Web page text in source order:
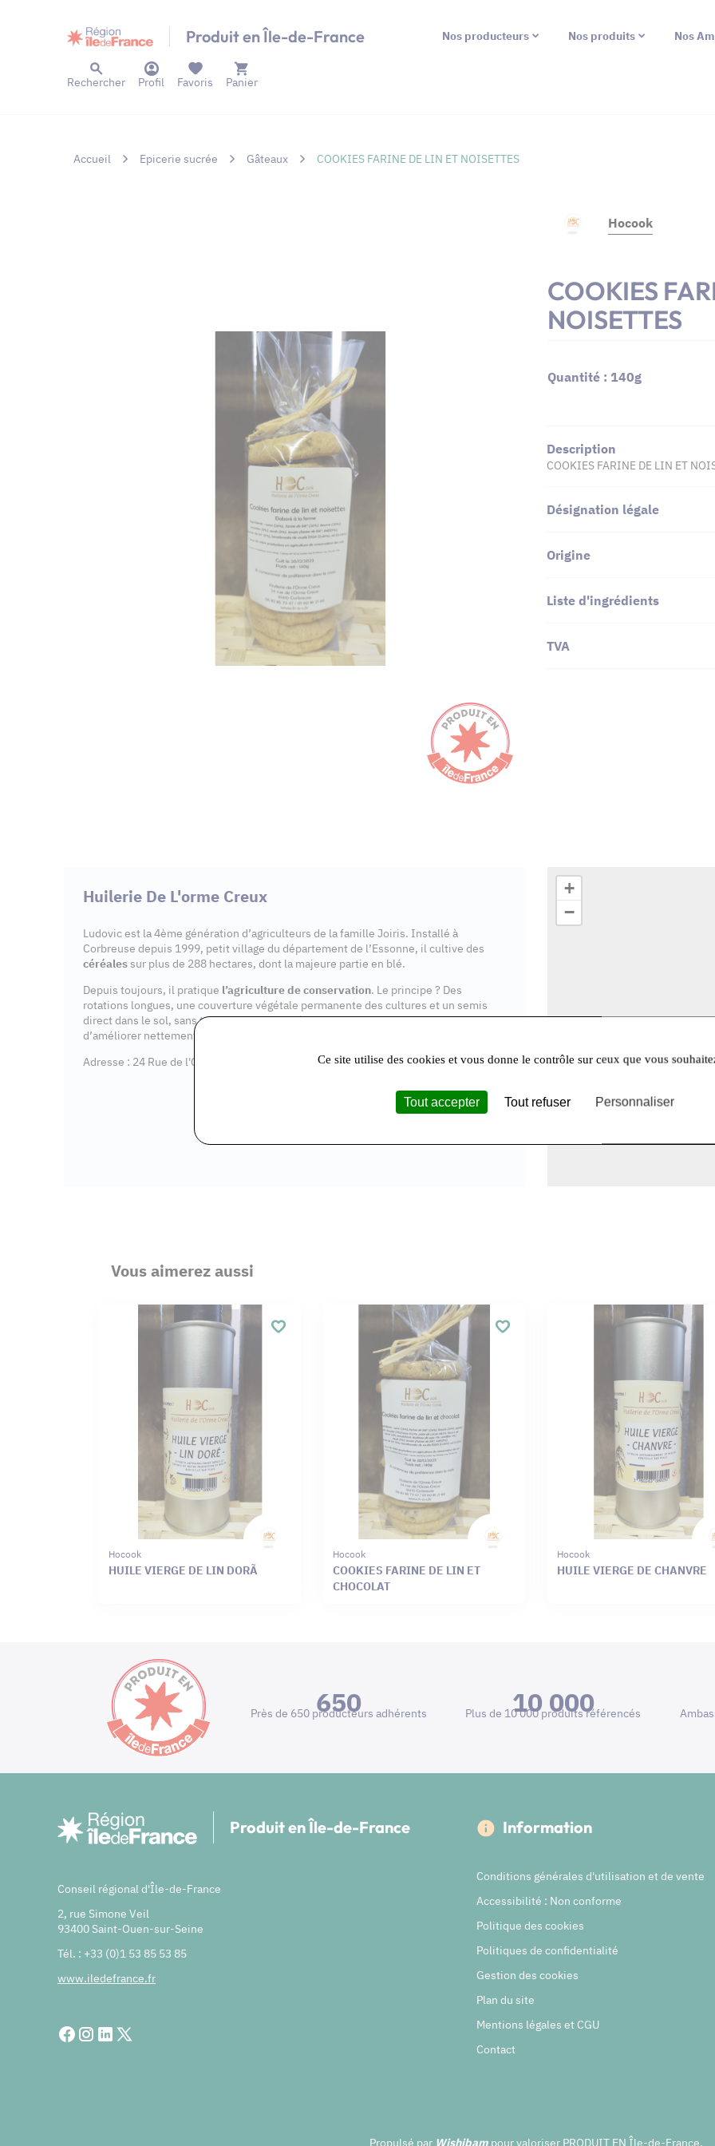
Produit en Île-de-France Nos producteurs Nos produits Nos
Rechercher Profil Panier
Favoris
Accueil Epicerie sucrée Gâteaux COOKIES FARINE DE LIN ET NOISETTES
Hocook
COOKIES
NOISETTES
Quantité : 140g
Description
COOKIES FARINE DE LIN ET
Désignation légale
Origine
Liste d'ingrédients
TVA
Huilerie De L'orme Creux
Ludovic est la 4ème génération d’agriculteurs de la famille Joiris. Installé à
Corbreuse depuis 1999, petit village du département de l’Essonne, il cultive des
céréales sur plus de 288 hectares, dont la majeure partie en blé.
Depuis toujours, il pratique l’agriculture de conservation. Le principe ? Des
rotations longues, une couverture végétale permanente des cultures et un semis
direct dans le sol, sans travail de la terre préalable. Une technique qui permet
d’améliorer nettement la structure du sol.
Adresse : 24 Rue de l'Orme Creux, 91410 Corbreuse
+
−
Vous aimerez aussi
Hocook
HUILE VIERGE DE LIN DORÃ
Hocook
COOKIES FARINE DE LIN ET
CHOCOLAT
Hocook
HUILE VIERGE DE CHANVRE
650
Près de 650 producteurs adhérents 10 000
Plus de 10 000 produits référencés
Produit en Île-de-France
Conseil régional d'Île-de-France
2, rue Simone Veil
93400 Saint-Ouen-sur-Seine
Tél. : +33 (0)1 53 85 53 85
www.iledefrance.fr
Information
Conditions générales d'utilisation et de vente
Accessibilité : Non conforme
Politique des cookies
Politiques de confidentialité
Gestion des cookies
Plan du site
Mentions légales et CGU
Contact
Propulsé par Wishibam pour valoriser PRODUIT EN Île-de-France.
Ce site utilise des cookies et vous donne le contrôle sur ceux que vous
Tout accepter Tout refuser Personnaliser